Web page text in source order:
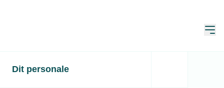
Dit personale
Kommende EU-ståltold